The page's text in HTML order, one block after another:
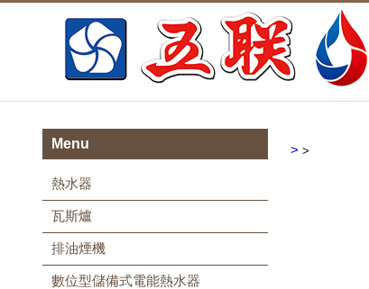
Menu
熱水器
瓦斯爐
排油煙機
數位型儲備式電能熱水器
> >